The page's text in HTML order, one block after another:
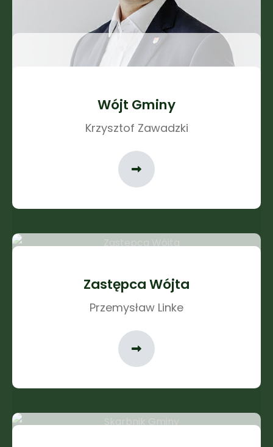
Wójt Gminy
Krzysztof Zawadzki
Zastępca Wójta
Przemysław Linke